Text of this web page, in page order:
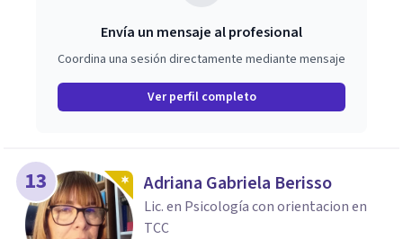
Envía un mensaje al profesional
Coordina una sesión directamente mediante mensaje
Ver perfil completo
13 Adriana Gabriela Berisso
Lic. en Psicología con orientacion en
TCC